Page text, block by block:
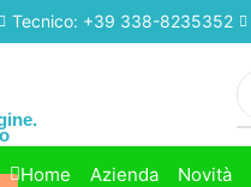
Tecnico: +39 338-8235352
Home Azienda Novità